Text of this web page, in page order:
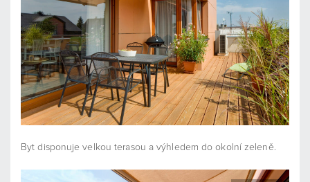
Byt disponuje velkou terasou a výhledem do okolní zeleně.